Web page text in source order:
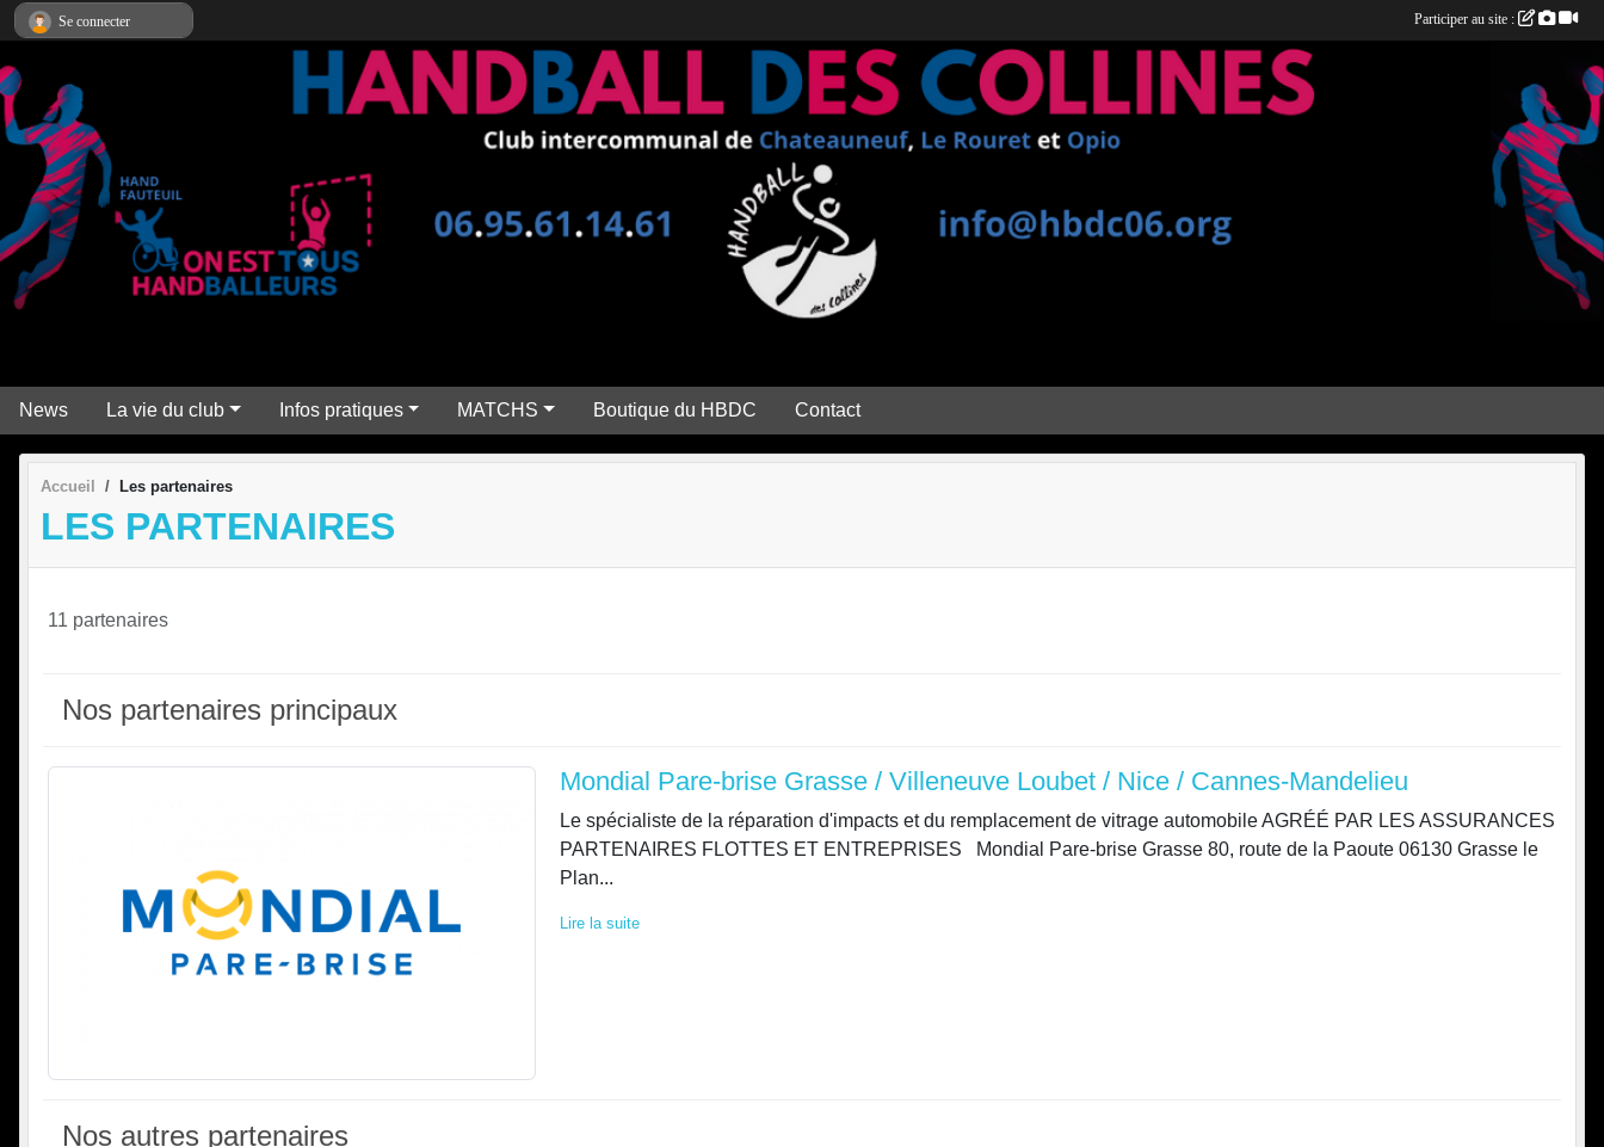
News La vie du club Infos pratiques MATCHS Boutique du HBDC Contact
Accueil Les partenaires
LES PARTENAIRES
11 partenaires
Nos partenaires principaux
Mondial Pare-brise Grasse / Villeneuve Loubet / Nice / Cannes-Mandelieu
Le spécialiste de la réparation d'impacts et du remplacement de vitrage automobile AGRÉÉ PAR LES ASSURANCES
PARTENAIRES FLOTTES ET ENTREPRISES Mondial Pare-brise Grasse 80, route de la Paoute 06130 Grasse le
Plan...
Lire la suite
Nos autres partenaires
Se connecter Participer au site :
Panneau de gestion des cookies